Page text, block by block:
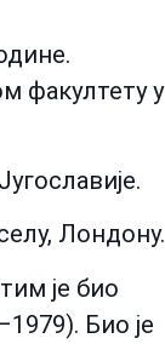
факултету у
Лондону.
је био
Био је